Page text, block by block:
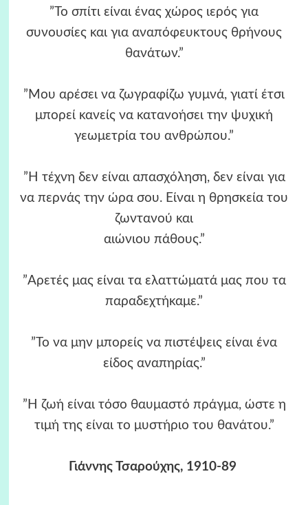
”Το σπίτι είναι ένας χώρος ιερός για
συνουσίες και για αναπόφευκτους θρήνους
θανάτων.”
”Μου αρέσει να ζωγραφίζω γυμνά, γιατί έτσι
μπορεί κανείς να κατανοήσει την ψυχική
γεωμετρία του ανθρώπου.”
”Η τέχνη δεν είναι απασχόληση, δεν είναι για
να περνάς την ώρα σου. Είναι η θρησκεία του
ζωντανού και
αιώνιου πάθους.”
”Αρετές μας είναι τα ελαττώματά μας που τα
παραδεχτήκαμε.”
”Το να μην μπορείς να πιστέψεις είναι ένα
είδος αναπηρίας.”
”Η ζωή είναι τόσο θαυμαστό πράγμα, ώστε η
τιμή της είναι το μυστήριο του θανάτου.”
Γιάννης Τσαρούχης, 1910-89